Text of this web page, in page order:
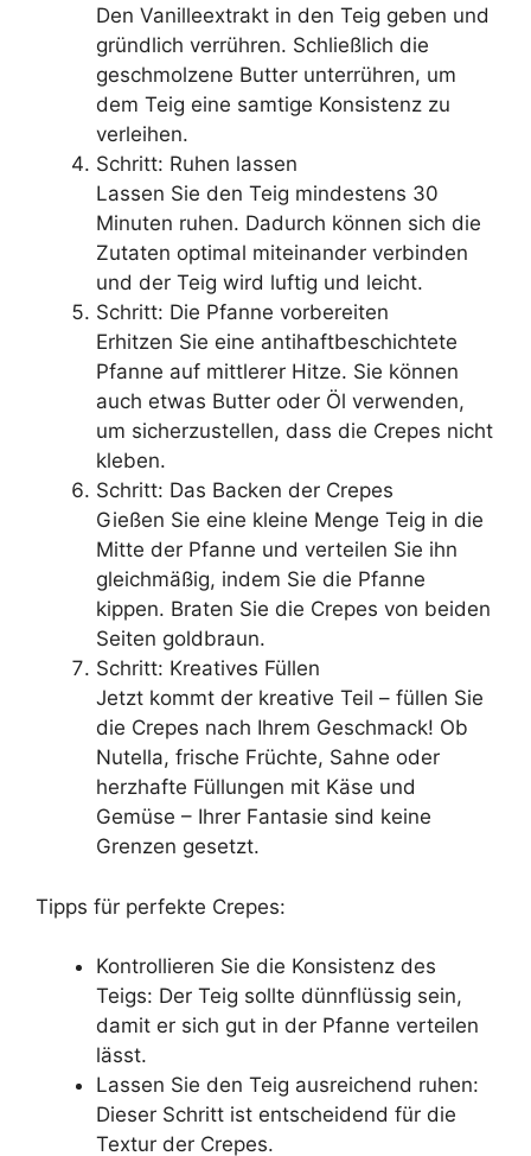
Den Vanilleextrakt in den Teig geben und
gründlich verrühren. Schließlich die
geschmolzene Butter unterrühren, um
dem Teig eine samtige Konsistenz zu
verleihen.
Schritt: Ruhen lassen
Lassen Sie den Teig mindestens 30
Minuten ruhen. Dadurch können sich die
Zutaten optimal miteinander verbinden
und der Teig wird luftig und leicht.
Schritt: Die Pfanne vorbereiten
Erhitzen Sie eine antihaftbeschichtete
Pfanne auf mittlerer Hitze. Sie können
auch etwas Butter oder Öl verwenden,
um sicherzustellen, dass die Crepes nicht
kleben.
Schritt: Das Backen der Crepes
Gießen Sie eine kleine Menge Teig in die
Mitte der Pfanne und verteilen Sie ihn
gleichmäßig, indem Sie die Pfanne
kippen. Braten Sie die Crepes von beiden
Seiten goldbraun.
Schritt: Kreatives Füllen
Jetzt kommt der kreative Teil – füllen Sie
die Crepes nach Ihrem Geschmack! Ob
Nutella, frische Früchte, Sahne oder
herzhafte Füllungen mit Käse und
Gemüse – Ihrer Fantasie sind keine
Grenzen gesetzt.
Tipps für perfekte Crepes:
Kontrollieren Sie die Konsistenz des
Teigs: Der Teig sollte dünnflüssig sein,
damit er sich gut in der Pfanne verteilen
lässt.
Lassen Sie den Teig ausreichend ruhen:
Dieser Schritt ist entscheidend für die
Textur der Crepes.